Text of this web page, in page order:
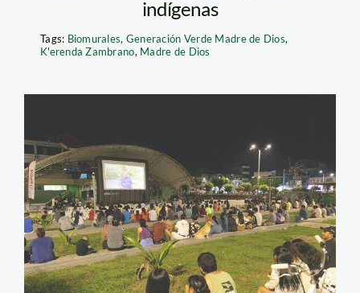
indígenas
Tags: Biomurales, Generación Verde Madre de Dios,
K'erenda Zambrano, Madre de Dios
kuyapanakuy-puerto-
maldonado-foto-
wuilmar-briceño-spda